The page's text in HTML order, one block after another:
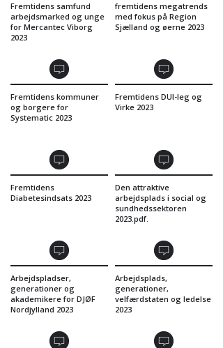
Fremtidens samfund
arbejdsmarked og unge
for Mercantec Viborg
2023
fremtidens megatrends
med fokus på Region
Sjælland og øerne 2023
Fremtidens kommuner
og borgere for
Systematic 2023
Fremtidens DUI-leg og
Virke 2023
Fremtidens
Diabetesindsats 2023
Den attraktive
arbejdsplads i social og
sundhedssektoren
2023.pdf.
Arbejdspladser,
generationer og
akademikere for DJØF
Nordjylland 2023
Arbejdsplads,
generationer,
velfærdstaten og ledelse
2023